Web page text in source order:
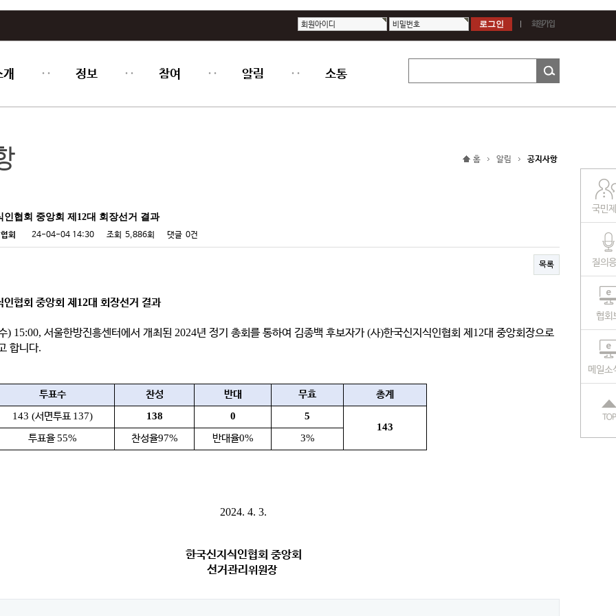
회원아이디 비밀번호 회원가입
개 정보 참여 알림 소통
홈 알림 공지사항
협회 중앙회 제12대 회장선거 결과
회 24-04-04 14:30 조회 5,886회 댓글 0건
목록
협회 중앙회 제 12대 회장선거 결과
) 15:00, 서울한방진흥센터에서 개최된 2024년 정기 총회를 통하여 김종백 후보자가(사)한국신지식인협회 제 12대 중앙회장으로
합니다.
투표수 찬성 반대 무효
총계
143 (서면투표 137) 138 0
5
143
투표율55% 찬성율97% 반대율0% 3%
2024. 4. 3.
한국신지식인협회 중앙회
선거관리 위원장
국민
질의
협회
메일소